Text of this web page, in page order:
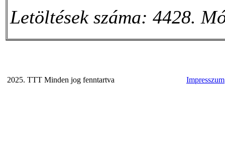
Letöltések száma: 4428.
2025. TTT Minden jog fenntartva Impresszum